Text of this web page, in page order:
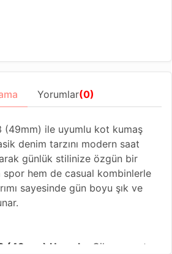
Yorumlar(0)
(49mm) ile uyumlu kot kumaş
denim tarzını modern saat
günlük stilinize özgün bir
hem de casual kombinlerle
sayesinde gün boyu şık ve
(43mm) Uyumlu:
Cihazınıza tam